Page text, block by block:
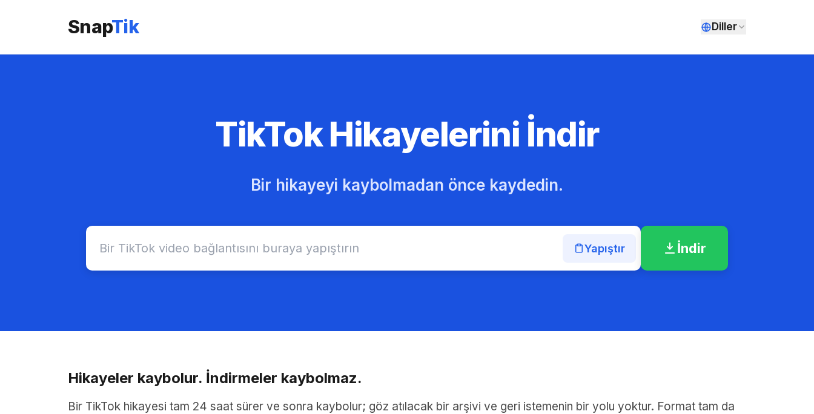
SnapTik Diller
TikTok Hikayelerini İndir
Bir hikayeyi kaybolmadan önce kaydedin.
Yapıştır İndir
Hikayeler kaybolur. İndirmeler kaybolmaz.
Bir TikTok hikayesi tam 24 saat sürer ve sonra kaybolur; göz atılacak bir arşivi ve geri istemenin bir yolu yoktur. Format tam da